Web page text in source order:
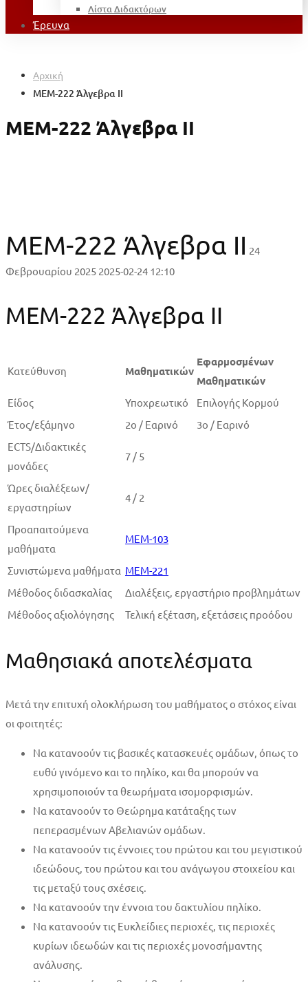
Λίστα Διδακτόρων
Έρευνα
Αρχική
MEM-222 Άλγεβρα ΙΙ
MEM-222 Άλγεβρα ΙΙ
MEM-222 Άλγεβρα ΙΙ 24
Φεβρουαρίου 2025 2025-02-24 12:10
MEM-222 Άλγεβρα ΙΙ
Κατεύθυνση Μαθηματικών
Εφαρμοσμένων
Μαθηματικών
Είδος Υποχρεωτικό
Επιλογής Κορμού
Έτος/εξάμηνο
2ο / Εαρινό
3ο / Εαρινό
ECTS/Διδακτικές
μονάδες
7 / 5
Ώρες διαλέξεων/
εργαστηρίων
4 / 2
Προαπαιτού­μενα
μαθήματα
MEM-103
Συνιστώμενα μαθήματα MEM-221
Μέθοδος διδασκαλίας
Διαλέξεις, εργαστήριο προβλημάτων
Μέθοδος αξιολόγησης
Τελική εξέταση, εξετάσεις προόδου
Μαθησιακά αποτελέσματα
Μετά την επιτυχή ολοκλήρωση του μαθήματος ο στόχος είναι
οι φοιτητές:
Να κατανοούν τις βασικές κατασκευές ομάδων, όπως το
ευθύ γινόμενο και το πηλίκο, και θα μπορούν να
χρησιμοποιούν τα θεωρήματα ισομορφισμών.
Να κατανοούν το Θεώρημα κατάταξης των
πεπερασμένων Αβελιανών ομάδων.
Να κατανοούν τις έννοιες του πρώτου και του μεγιστικού
ιδεώδους, του πρώτου και του ανάγωγου στοιχείου και
τις μεταξύ τους σχέσεις.
Να κατανοούν την έννοια του δακτυλίου πηλίκο.
Να κατανοούν τις Ευκλείδιες περιοχές, τις περιοχές
κυρίων ιδεωδών και τις περιοχές μονοσήμαντης
ανάλυσης.